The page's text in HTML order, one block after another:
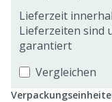
Lieferzeit
Lieferzeiten sind
garantiert
Vergleichen